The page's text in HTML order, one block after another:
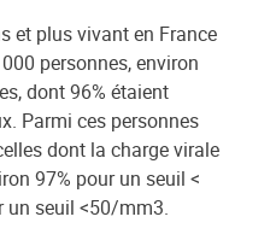
et plus vivant en France
personnes, environ
dont 96% étaient
Parmi ces personnes
dont la charge virale
97% pour un seuil <
un seuil <50/mm3.